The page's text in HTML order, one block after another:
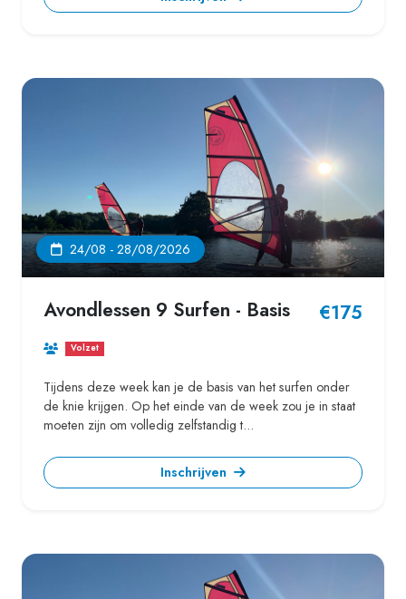
24/08 - 28/08/2026
Avondlessen 9 Surfen - Basis €175
Volzet
Tijdens deze week kan je de basis van het surfen onder
de knie krijgen. Op het einde van de week zou je in staat
moeten zijn om volledig zelfstandig t...
Inschrijven